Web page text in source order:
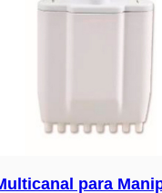
para